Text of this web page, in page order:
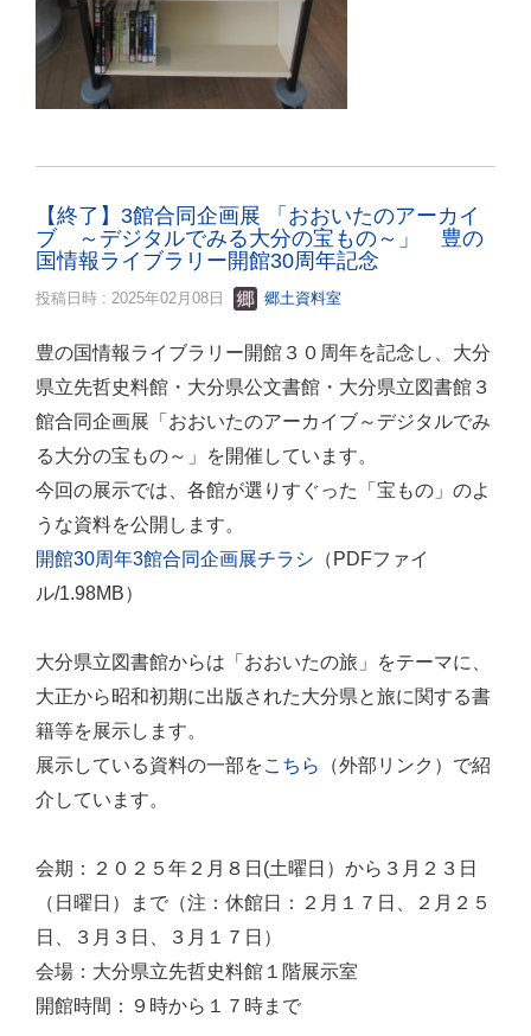
【終了】3館合同企画展 「おおいたのアーカイ
ブ ～デジタルでみる大分の宝もの～」 豊の
国情報ライブラリー開館30周年記念
投稿日時 : 2025年02月08日 郷土資料室
豊の国情報ライブラリー開館３０周年を記念し、大分
県立先哲史料館・大分県公文書館・大分県立図書館３
館合同企画展「おおいたのアーカイブ～デジタルでみ
る大分の宝もの～」を開催しています。
今回の展示では、各館が選りすぐった「宝もの」のよ
うな資料を公開します。
開館30周年3館合同企画展チラシ （PDFファイ
ル/1.98MB）
大分県立図書館からは「おおいたの旅」をテーマに、
大正から昭和初期に出版された大分県と旅に関する書
籍等を展示します。
展示している資料の一部をこちら
（外部リンク）で紹
介しています。
会期：２０２５年２月８日(土曜日）から３月２３日
（日曜日）まで（注：休館日：２月１７日、２月２５
日、３月３日、３月１７日）
会場：大分県立先哲史料館１階展示室
開館時間：９時から１７時まで